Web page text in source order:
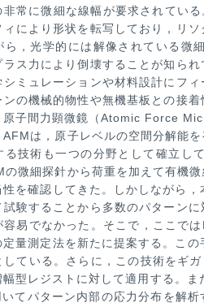
常に微細な線幅が要求されてい
により形状を転写しており，
リ
ら，光学的には解像されている微
ラス力により倒壊することが知ら
ミュレーションや材料設計にフ
ンの機械的物性や無機基板との接
原子間力顕微鏡（Atomic Force
は， 原子レベルの空間分解能
る技術も一つの分野として確立し
の微細探針から荷重を加えて有機
性を確認してきた。しかしながら
試験することから多数のパターン
易でなかっ た。そこで，ここで
定量測定法を新たに提案する。こ
している。さらに，この技術をギ
幅型レジストに対して適用する。
てパターン内部の応力分布を解